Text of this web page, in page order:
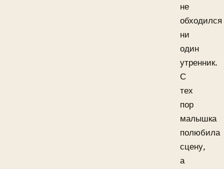
не
обходился
ни
один
утренник.
С
тех
пор
малышка
полюбила
сцену,
а